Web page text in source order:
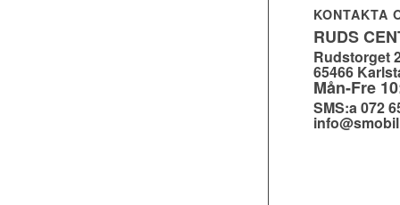
KONTAKTA
RUDS
Rudstorget
65466
Mån-Fre
SMS:a 072